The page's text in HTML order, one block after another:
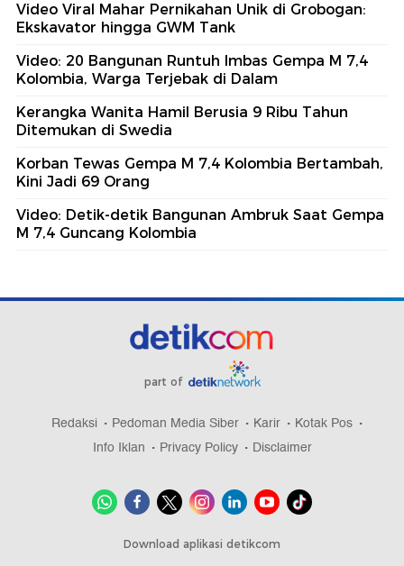
Video Viral Mahar Pernikahan Unik di Grobogan:
Ekskavator hingga GWM Tank
Video: 20 Bangunan Runtuh Imbas Gempa M 7,4
Kolombia, Warga Terjebak di Dalam
Kerangka Wanita Hamil Berusia 9 Ribu Tahun
Ditemukan di Swedia
Korban Tewas Gempa M 7,4 Kolombia Bertambah,
Kini Jadi 69 Orang
Video: Detik-detik Bangunan Ambruk Saat Gempa
M 7,4 Guncang Kolombia
part of
Redaksi Pedoman Media Siber Karir
Kotak Pos
Info Iklan
Privacy Policy Disclaimer
Download aplikasi detikcom